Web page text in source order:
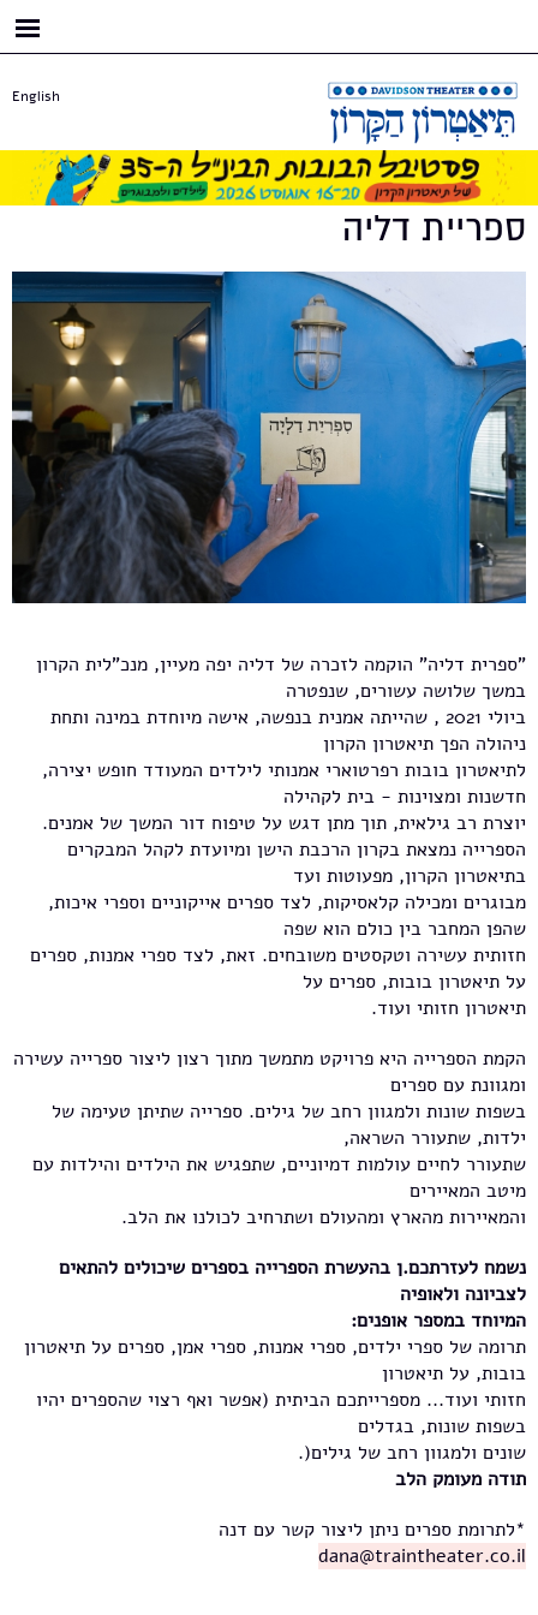
English
ספריית דליה
"ספרית דליה" הוקמה לזכרה של דליה יפה מעיין, מנכ"לית הקרון
במשך שלושה עשורים, שנפטרה
ביולי 2021 , שהייתה אמנית בנפשה, אישה מיוחדת במינה ותחת
ניהולה הפך תיאטרון הקרון
לתיאטרון בובות רפרטוארי אמנותי לילדים המעודד חופש יצירה,
חדשנות ומצוינות - בית לקהילה
יוצרת רב גילאית, תוך מתן דגש על טיפוח דור המשך של אמנים.
הספרייה נמצאת בקרון הרכבת הישן ומיועדת לקהל המבקרים
בתיאטרון הקרון, מפעוטות ועד
מבוגרים ומכילה קלאסיקות, לצד ספרים אייקוניים וספרי איכות,
שהפן המחבר בין כולם הוא שפה
חזותית עשירה וטקסטים משובחים. זאת, לצד ספרי אמנות, ספרים
על תיאטרון בובות, ספרים על
תיאטרון חזותי ועוד.
הקמת הספרייה היא פרויקט מתמשך מתוך רצון ליצור ספרייה עשירה
ומגוונת עם ספרים
בשפות שונות ולמגוון רחב של גילים. ספרייה שתיתן טעימה של
ילדות, שתעורר השראה,
שתעורר לחיים עולמות דמיוניים, שתפגיש את הילדים והילדות עם
מיטב המאיירים
והמאיירות מהארץ ומהעולם ושתרחיב לכולנו את הלב.
נשמח לעזרתכם.ן בהעשרת הספרייה בספרים שיכולים להתאים
לצביונה ולאופיה
המיוחד במספר אופנים:
תרומה של ספרי ילדים, ספרי אמנות, ספרי אמן, ספרים על תיאטרון
בובות, על תיאטרון
חזותי ועוד... מספרייתכם הביתית (אפשר ואף רצוי שהספרים יהיו
בשפות שונות, בגדלים
שונים ולמגוון רחב של גילים(.
תודה מעומק הלב
*לתרומת ספרים ניתן ליצור קשר עם דנה
dana@traintheater.co.il